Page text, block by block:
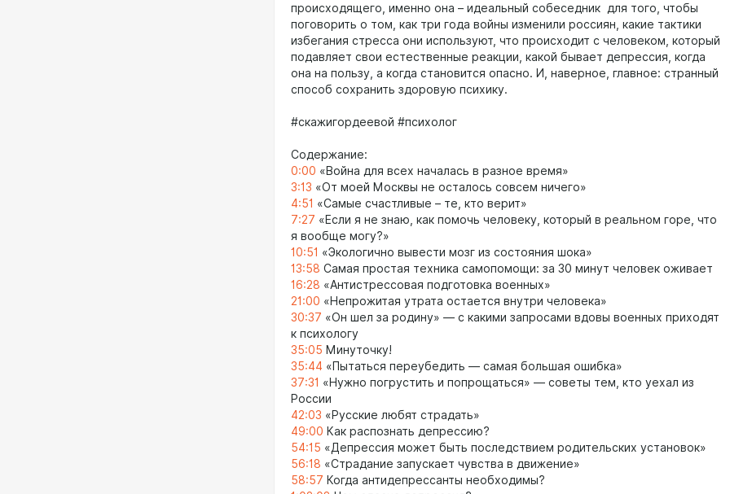
происходящего, именно она – идеальный собеседник для того, чтобы
поговорить о том, как три года войны изменили россиян, какие тактики
избегания стресса они используют, что происходит с человеком, который
подавляет свои естественные реакции, какой бывает депрессия, когда
она на пользу, а когда становится опасно. И, наверное, главное: странный
способ сохранить здоровую психику.
#скажигордеевой #психолог
Содержание:
0:00 «Война для всех началась в разное время»
3:13 «От моей Москвы не осталось совсем ничего»
4:51 «Самые счастливые – те, кто верит»
7:27 «Если я не знаю, как помочь человеку, который в реальном горе, что
я вообще могу?»
10:51 «Экологично вывести мозг из состояния шока»
13:58 Самая простая техника самопомощи: за 30 минут человек оживает
16:28 «Антистрессовая подготовка военных»
21:00 «Непрожитая утрата остается внутри человека»
30:37 «Он шел за родину» — с какими запросами вдовы военных приходят
к психологу
35:05 Минуточку!
35:44 «Пытаться переубедить — самая большая ошибка»
37:31 «Нужно погрустить и попрощаться» — советы тем, кто уехал из
России
42:03 «Русские любят страдать»
49:00 Как распознать депрессию?
54:15 «Депрессия может быть последствием родительских установок»
56:18 «Страдание запускает чувства в движение»
58:57 Когда антидепрессанты необходимы?